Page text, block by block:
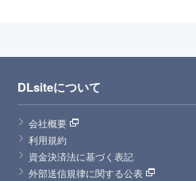
DLsiteについて
会社概要
利用規約
資金決済法に基づく表記
外部送信規律に関する公表